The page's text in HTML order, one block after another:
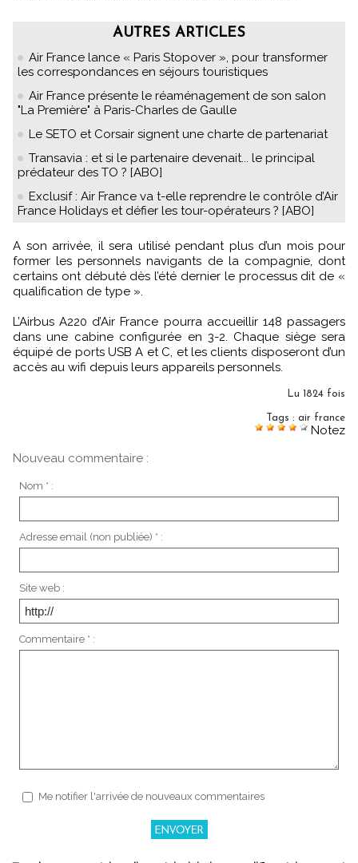
AUTRES ARTICLES
Air France lance « Paris Stopover », pour transformer
les correspondances en séjours touristiques
Air France présente le réaménagement de son salon
"La Première" à Paris-Charles de Gaulle
Le SETO et Corsair signent une charte de partenariat
Transavia : et si le partenaire devenait... le principal
prédateur des TO ? [ABO]
Exclusif : Air France va t-elle reprendre le contrôle d’Air
France Holidays et défier les tour-opérateurs ? [ABO]
A son arrivée, il sera utilisé pendant plus d’un mois pour
former les personnels navigants de la compagnie, dont
certains ont débuté dès l’été dernier le processus dit de «
qualification de type ».
L’Airbus A220 d’Air France pourra accueillir 148 passagers
dans une cabine configurée en 3-2. Chaque siège sera
équipé de ports USB A et C, et les clients disposeront d’un
accès au wifi depuis leurs appareils personnels.
Lu 1824 fois
Tags : air france
Notez
Nouveau commentaire :
Nom * :
Adresse email (non publiée) * :
Site web :
Commentaire * :
Me notifier l'arrivée de nouveaux commentaires